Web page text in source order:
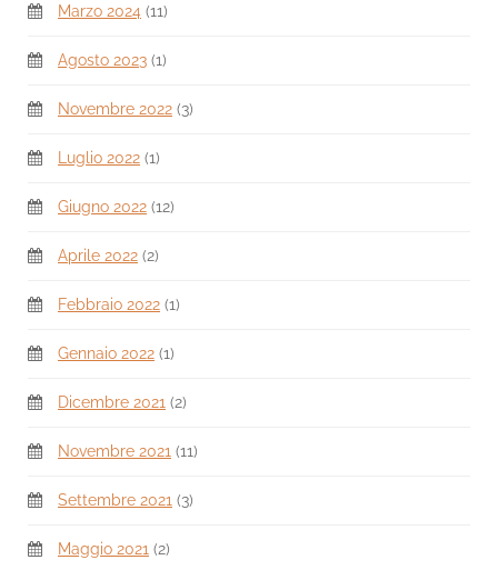
Marzo 2024 (11)
Agosto 2023 (1)
Novembre 2022 (3)
Luglio 2022 (1)
Giugno 2022 (12)
Aprile 2022 (2)
Febbraio 2022 (1)
Gennaio 2022 (1)
Dicembre 2021 (2)
Novembre 2021 (11)
Settembre 2021 (3)
Maggio 2021 (2)